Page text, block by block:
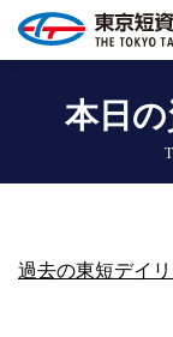
本日
過去の東短デイ